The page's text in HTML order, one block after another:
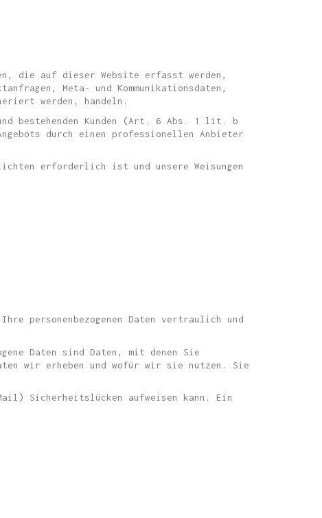
die auf dieser Website erfasst werden,
Meta- und Kommunikationsdaten,
werden, handeln.
bestehenden Kunden (Art. 6 Abs. 1 lit. b
durch einen professionellen Anbieter
erforderlich ist und unsere Weisungen
personenbezogenen Daten vertraulich und
Daten sind Daten, mit denen Sie
wir erheben und wofür wir sie nutzen. Sie
Sicherheitslücken aufweisen kann. Ein